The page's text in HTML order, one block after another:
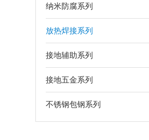
纳米防腐系列
放热焊接系列
接地辅助系列
接地五金系列
不锈钢包钢系列